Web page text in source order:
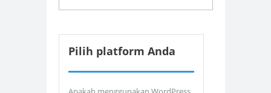
Pilih platform Anda